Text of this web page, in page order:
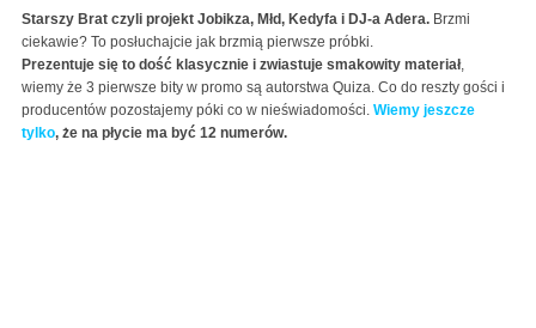
Starszy Brat czyli projekt Jobikza, Młd, Kedyfa i DJ-a Adera. Brzmi
ciekawie? To posłuchajcie jak brzmią pierwsze próbki.
Prezentuje się to dość klasycznie i zwiastuje smakowity materiał,
wiemy że 3 pierwsze bity w promo są autorstwa Quiza. Co do reszty gości i
producentów pozostajemy póki co w nieświadomości. Wiemy jeszcze
tylko, że na płycie ma być 12 numerów.